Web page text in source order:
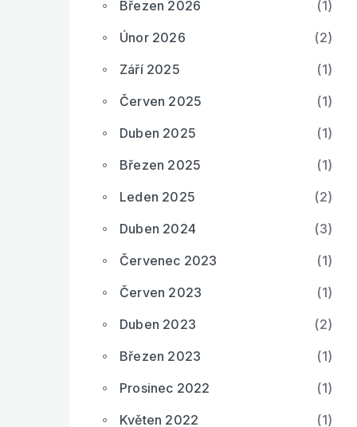
Březen 2026
(1)
Únor 2026
(2)
Září 2025
(1)
Červen 2025
(1)
Duben 2025
(1)
Březen 2025
(1)
Leden 2025
(2)
Duben 2024
(3)
Červenec 2023
(1)
Červen 2023
(1)
Duben 2023
(2)
Březen 2023
(1)
Prosinec 2022
(1)
Květen 2022
(1)